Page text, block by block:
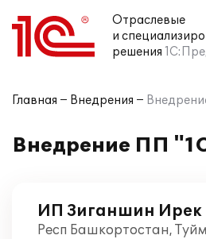
Отраслевые
и
решения
Главная Внедрения
Внедрение ПП
ИП Зиганшин Ирек
Респ Башкортостан,